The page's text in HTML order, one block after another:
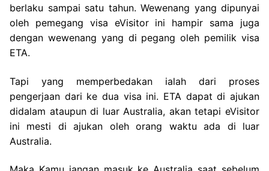
berlaku sampai satu tahun. Wewenang yang dipunyai
oleh pemegang visa eVisitor ini hampir sama juga
dengan wewenang yang di pegang oleh pemilik visa
ETA.
Tapi yang memperbedakan ialah dari proses
pengerjaan dari ke dua visa ini. ETA dapat di ajukan
didalam ataupun di luar Australia, akan tetapi eVisitor
ini mesti di ajukan oleh orang waktu ada di luar
Australia.